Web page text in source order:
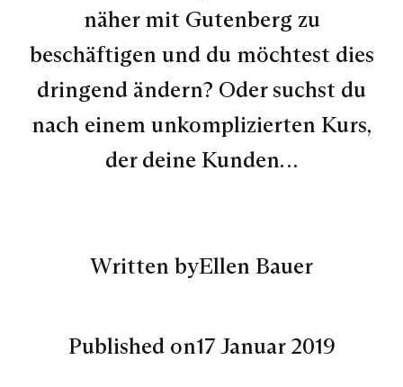
näher mit Gutenberg zu
beschäftigen und du möchtest dies
dringend ändern? Oder suchst du
nach einem unkomplizierten Kurs,
der deine Kunden…
Written byEllen Bauer
Published on17 Januar 2019